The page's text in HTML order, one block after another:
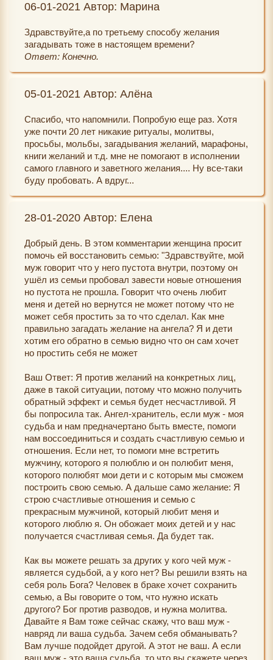
06-01-2021 Автор: Марина
Здравствуйте,а по третьему способу желания
загадывать тоже в настоящем времени?
Ответ: Конечно.
05-01-2021 Автор: Алёна
Спасибо, что напомнили. Попробую еще раз. Хотя
уже почти 20 лет никакие ритуалы, молитвы,
просьбы, мольбы, загадывания желаний, марафоны,
книги желаний и т.д. мне не помогают в исполнении
самого главного и заветного желания.... Ну все-таки
буду пробовать. А вдруг...
28-01-2020 Автор: Елена
Добрый день. В этом комментарии женщина просит
помочь ей восстановить семью: "Здравствуйте, мой
муж говорит что у него пустота внутри, поэтому он
ушёл из семьи пробовал завести новые отношения
но пустота не прошла. Говорит что очень любит
меня и детей но вернутся не может потому что не
может себя простить за то что сделал. Как мне
правильно загадать желание на ангела? Я и дети
хотим его обратно в семью видно что он сам хочет
но простить себя не может
Ваш Ответ: Я против желаний на конкретных лиц,
даже в такой ситуации, потому что можно получить
обратный эффект и семья будет несчастливой. Я
бы попросила так. Ангел-хранитель, если муж - моя
судьба и нам предначертано быть вместе, помоги
нам воссоединиться и создать счастливую семью и
отношения. Если нет, то помоги мне встретить
мужчину, которого я полюблю и он полюбит меня,
которого полюбят мои дети и с которым мы сможем
построить свою семью. А дальше само желание: Я
строю счастливые отношения и семью с
прекрасным мужчиной, который любит меня и
которого люблю я. Он обожает моих детей и у нас
получается счастливая семья. Да будет так.
Как вы можете решать за других у кого чей муж -
является судьбой, а у кого нет? Вы решили взять на
себя роль Бога? Человек в браке хочет сохранить
семью, а Вы говорите о том, что нужно искать
другого? Бог против разводов, и нужна молитва.
Давайте я Вам тоже сейчас скажу, что ваш муж -
навряд ли ваша судьба. Зачем себя обманывать?
Вам лучше подойдет другой. А этот не ваш. А если